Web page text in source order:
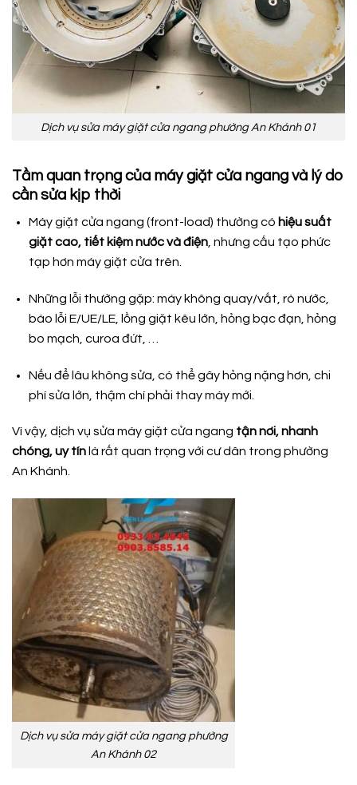
Dịch vụ sửa máy giặt cửa ngang phường An Khánh 01
Tầm quan trọng của máy giặt cửa ngang và lý do
cần sửa kịp thời
Máy giặt cửa ngang (front-load) thường có hiệu suất
giặt cao, tiết kiệm nước và điện, nhưng cấu tạo phức
tạp hơn máy giặt cửa trên.
Những lỗi thường gặp: máy không quay/vắt, rò nước,
báo lỗi E/UE/LE, lồng giặt kêu lớn, hỏng bạc đạn, hỏng
bo mạch, curoa đứt, …
Nếu để lâu không sửa, có thể gây hỏng nặng hơn, chi
phí sửa lớn, thậm chí phải thay máy mới.
Vì vậy, dịch vụ sửa máy giặt cửa ngang tận nơi, nhanh
chóng, uy tín là rất quan trọng với cư dân trong phường
An Khánh.
Dịch vụ sửa máy giặt cửa ngang phường
An Khánh 02